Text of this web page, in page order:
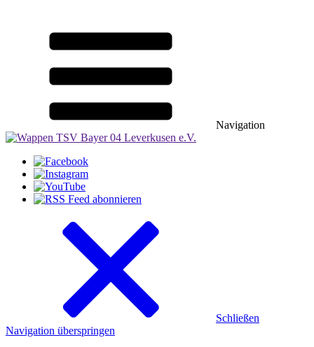
Navigation
Schließen
Navigation überspringen